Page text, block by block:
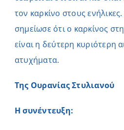
τον καρκίνο στους
σημείωσε ότι ο καρκίνος
είναι η δεύτερη κυριότερη
ατυχήματα.
Της Ουρανίας Στυλιανού
Η συνέντευξη: